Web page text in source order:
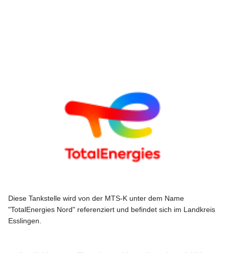
Diese Tankstelle wird von der MTS-K unter dem Name
"TotalEnergies Nord" referenziert und befindet sich im Landkreis
Esslingen.